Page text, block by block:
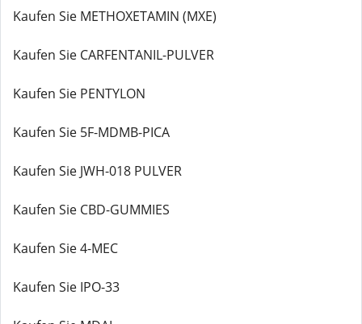
Kaufen Sie METHOXETAMIN (MXE)
Kaufen Sie CARFENTANIL-PULVER
Kaufen Sie PENTYLON
Kaufen Sie 5F-MDMB-PICA
Kaufen Sie JWH-018 PULVER
Kaufen Sie CBD-GUMMIES
Kaufen Sie 4-MEC
Kaufen Sie IPO-33